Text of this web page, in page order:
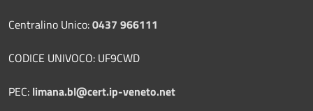
Centralino Unico:0437 966111
CODICE UNIVOCO: UF9CWD
PEC: limana.bl@cert.ip-veneto.net